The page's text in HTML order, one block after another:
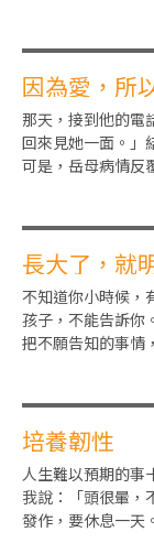
因為愛，
那天，接到他的電
回來見她一面。」
可是，岳母病情反
長大了，就
不知道你小時候，
孩子，不能告訴你
把不願告知的事情
培養韌性
人生難以預期的事
我說：「頭很暈，
發作，要休息一天